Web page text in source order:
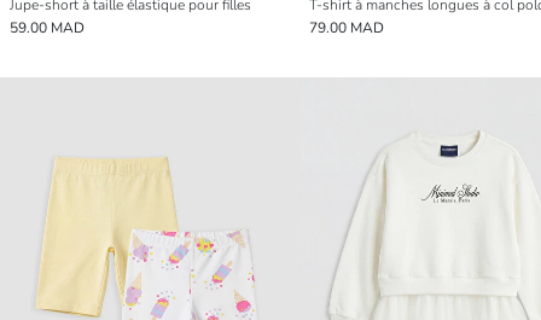
Jupe-short à taille élastique pour filles
59.00 MAD
79.00 MAD